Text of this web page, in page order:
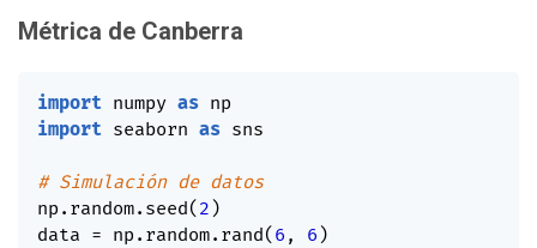
Métrica de Canberra
import numpy as
import seaborn as sns
# Simulación de datos
np . random. seed( 2 )
data = np . random. rand( 6 , 6 )